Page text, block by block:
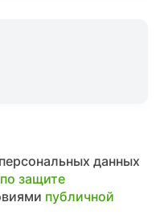
данных
защите
публичной